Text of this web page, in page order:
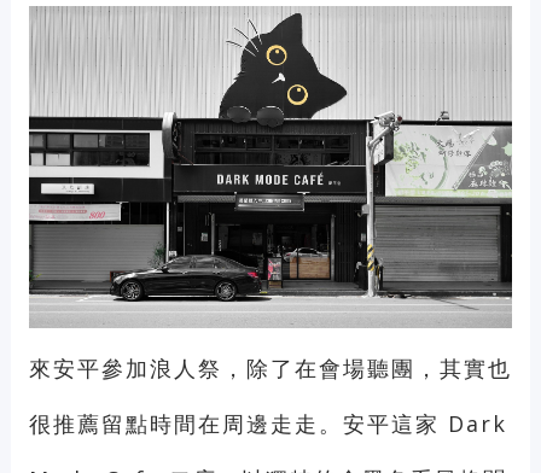
來安平參加浪人祭，除了在會場聽團，其實也
很推薦留點時間在周邊走走。安平這家 Dark